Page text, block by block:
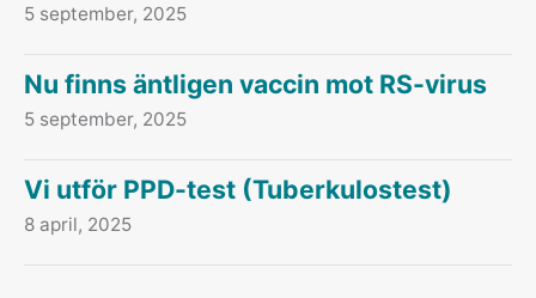
5 september, 2025
Nu finns äntligen vaccin mot RS-virus
5 september, 2025
Vi utför PPD-test (Tuberkulostest)
8 april, 2025